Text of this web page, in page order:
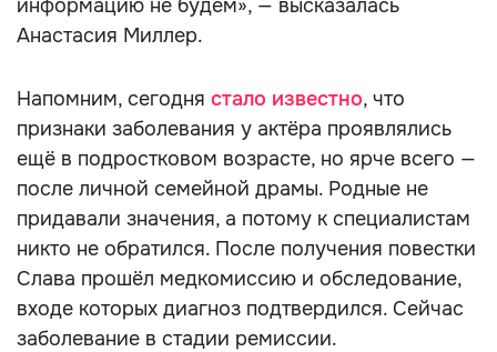
информацию не будем», — высказалась
Анастасия Миллер.
Напомним, сегодня стало известно, что
признаки заболевания у актёра проявлялись
ещё в подростковом возрасте, но ярче всего —
после личной семейной драмы. Родные не
придавали значения, а потому к специалистам
никто не обратился. После получения повестки
Слава прошёл медкомиссию и обследование,
входе которых диагноз подтвердился. Сейчас
заболевание в стадии ремиссии.